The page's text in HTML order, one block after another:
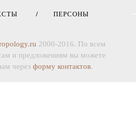
ПЕРСОНЫ
2000-2016. По всем
и предложениям вы можете
через форму контактов.